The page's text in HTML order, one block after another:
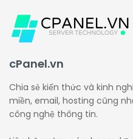
cPanel.vn
Chia sẻ kiến thức và kinh
miền, email, hosting cũng
công nghệ thông tin.